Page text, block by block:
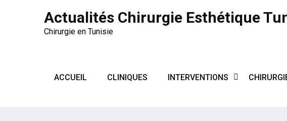
Actualités Chirurgie Esthétique
Chirurgie en Tunisie
ACCUEIL CLINIQUES INTERVENTIONS